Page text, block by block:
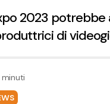
2023
di